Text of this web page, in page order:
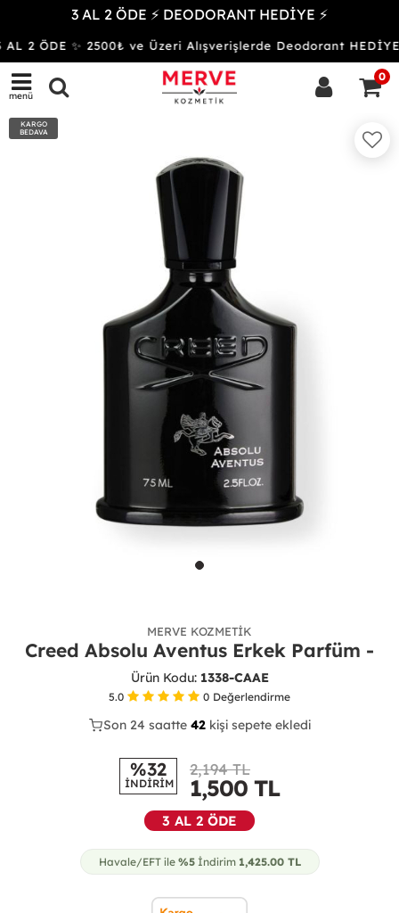
3 AL 2 ÖDE ⚡ DEODORANT HEDİYE ⚡
2 ÖDE ✨ 2500₺ ve Üzeri Alışverişlerde Deodorant HEDİYE
menü
0
KARGO
BEDAVA
MERVE KOZMETIK
Creed Absolu Aventus Erkek Parfüm -
Ürün Kodu: 1338-CAAE
5.0 0 Değerlendirme
27
Son 24 saatte 42kişi sepete ekledi
11
%32
İNDİRİM
2,194 TL
1,500 TL
3 AL 2 ÖDE
Havale/EFT ile %5İndirim 1,425.00TL